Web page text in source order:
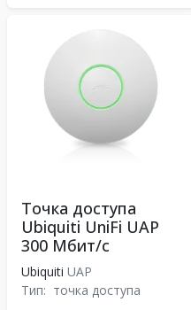
Точка доступа
Ubiquiti UniFi UAP
300 Мбит/с
Ubiquiti UAP
Тип: точка доступа